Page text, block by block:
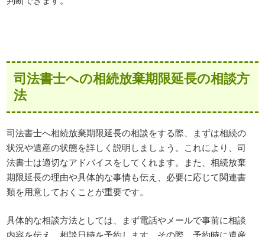
司法書士への相続放棄期限延長の相談方
法
司法書士へ相続放棄期限延長の相談をする際、まずは相続の
状況や遺産の状態を詳しく説明しましょう。これにより、司
法書士は適切なアドバイスをしてくれます。また、相続放棄
期限延長の理由や具体的な事情も伝え、必要に応じて関連書
類を用意しておくことが重要です。
具体的な相談方法としては、まず電話やメールで事前に相談
内容を伝え、相談日時を予約します。その際、予約時に遺産